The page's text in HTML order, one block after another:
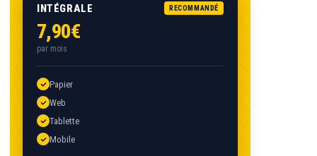
INTÉGRALE RECOMMANDÉ
7,90€
par mois
Papier
Web
Tablette
Mobile